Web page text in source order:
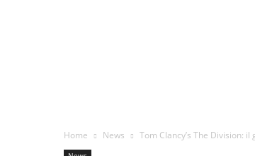
Home News Tom Clancy’s The Division: